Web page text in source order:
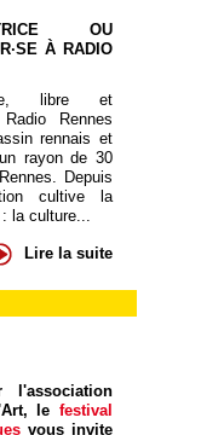
OU
À RADIO
libre et
Radio Rennes
rennais et
rayon de 30
Depuis
cultive la
la culture...
Lire la suite
l'association
le festival
vous invite